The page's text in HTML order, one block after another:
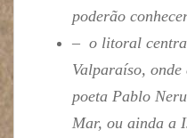
poderão
– o litoral
Valparaíso, onde
poeta Pablo
Mar, ou ainda a